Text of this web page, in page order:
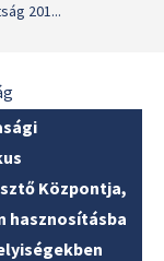
201...
Központja,
hasznosításba